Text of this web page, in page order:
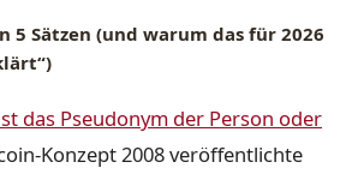
5 Sätzen (und warum das für 2026
das Pseudonym der Person oder
Konzept 2008 veröffentlichte